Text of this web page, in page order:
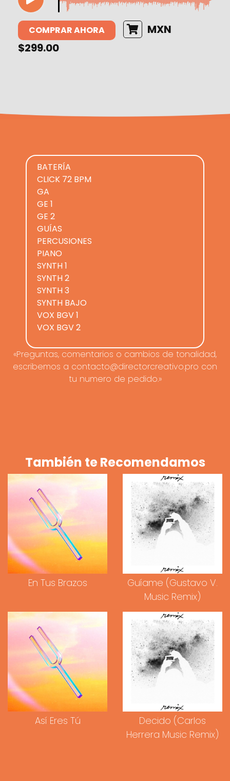
COMPRAR AHORA
MXN
$299.00
BATERÍA
CLICK 72 BPM
GA
GE 1
GE 2
GUÍAS
PERCUSIONES
PIANO
SYNTH 1
SYNTH 2
SYNTH 3
SYNTH BAJO
VOX BGV 1
VOX BGV 2
«Preguntas, comentarios o cambios de tonalidad,
escribemos a contacto@directorcreativo.pro con
tu numero de pedido.»
También te Recomendamos
En Tus Brazos
Guíame (Gustavo V.
Music Remix)
Así Eres Tú
Decido (Carlos
Herrera Music Remix)